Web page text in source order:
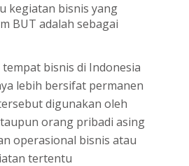
kegiatan bisnis yang
BUT adalah sebagai
bisnis di Indonesia
lebih bersifat permanen
digunakan oleh
orang pribadi asing
operasional bisnis atau
tertentu